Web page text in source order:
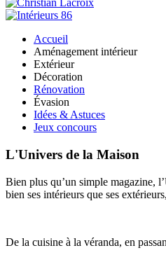
Accueil
Aménagement intérieur
Extérieur
Décoration
Rénovation
Évasion
Idées & Astuces
Jeux concours
L'Univers de la Maison
Bien plus qu’un simple magazine,
bien ses intérieurs que ses
De la cuisine à la véranda, en